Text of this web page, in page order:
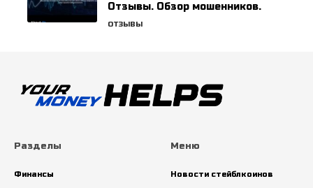
Отзывы. Обзор мошенников.
ОТЗЫВЫ
Разделы
Финансы
Меню
Новости стейблкоинов